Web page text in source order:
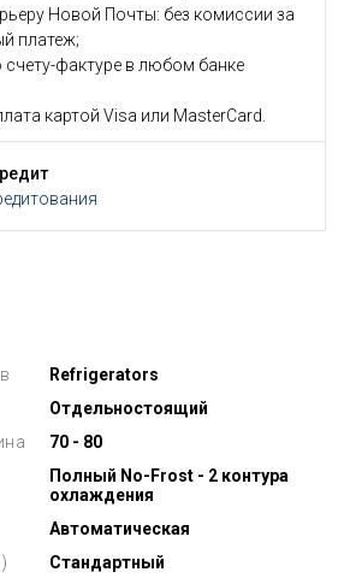
Новой Почты: без комиссии за
платеж;
счету-фактуре в любом банке
картой Visa или MasterCard.
Refrigerators
Отдельностоящий
70 - 80
Полный No-Frost - 2 контура
охлаждения
Автоматическая
Стандартный